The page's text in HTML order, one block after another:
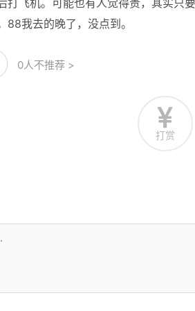
打飞机。可能也有人觉得贵，其实只
88我去的晚了，没点到。
0人不推荐 >
打赏